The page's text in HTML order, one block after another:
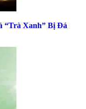
“Trà Xanh” Bị Đá